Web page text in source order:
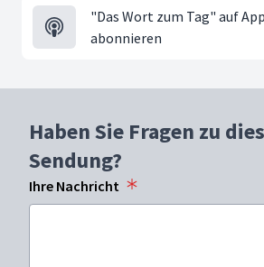
"Das Wort zum Tag" auf
abonnieren
Haben Sie Fragen zu
Sendung?
Ihre Nachricht